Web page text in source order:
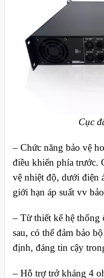
Cục
– Chức năng bảo vệ
điều khiển phía trước.
vệ nhiệt độ, dưới điện
giới hạn áp suất vv
– Từ thiết kế hệ thống
sau, có thể đảm bảo
định, đáng tin cậy
– Hỗ trợ trở kháng 4